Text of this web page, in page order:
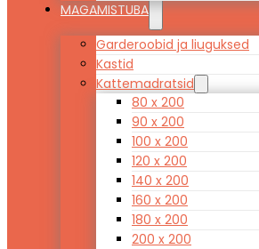
MAGAMISTUBA
Garderoobid ja liuguksed
Kastid
Kattemadratsid
80 x 200
90 x 200
100 x 200
120 x 200
140 x 200
160 x 200
180 x 200
200 x 200